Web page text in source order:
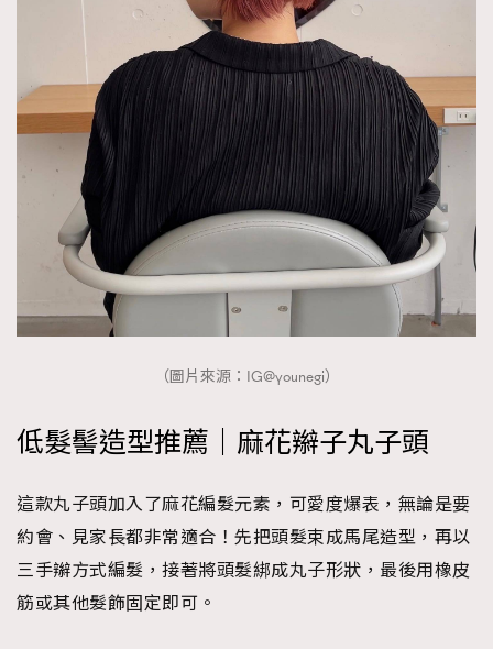
（圖片來源：IG@younegi）
低髮髻造型推薦｜麻花辮子丸子頭
這款丸子頭加入了麻花編髮元素，可愛度爆表，無論是要
約會、見家長都非常適合！先把頭髮束成馬尾造型，再以
三手辮方式編髮，接著將頭髮綁成丸子形狀，最後用橡皮
筋或其他髮飾固定即可。